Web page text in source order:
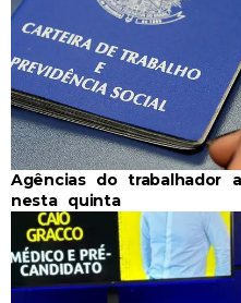
Agências do trabalhador
nesta quinta